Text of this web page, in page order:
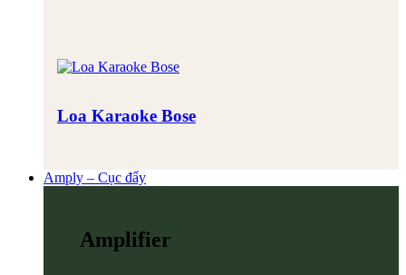
Loa Karaoke Bose
Amply – Cục đẩy
Amplifier